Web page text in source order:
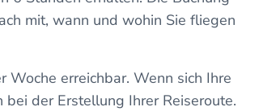
mit, wann und wohin Sie fliegen
erreichbar. Wenn sich Ihre
der Erstellung Ihrer Reiseroute.